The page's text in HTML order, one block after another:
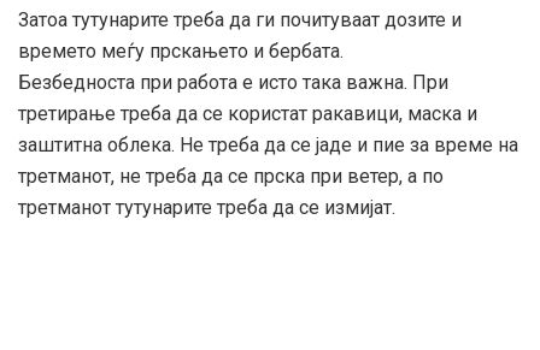
Затоа тутунарите треба да ги почитуваат дозите и
времето меѓу прскањето и бербата.
Безбедноста при работа е исто така важна. При
третирање треба да се користат ракавици, маска и
заштитна облека. Не треба да се јаде и пие за време на
третманот, не треба да се прска при ветер, а по
третманот тутунарите треба да се измијат.